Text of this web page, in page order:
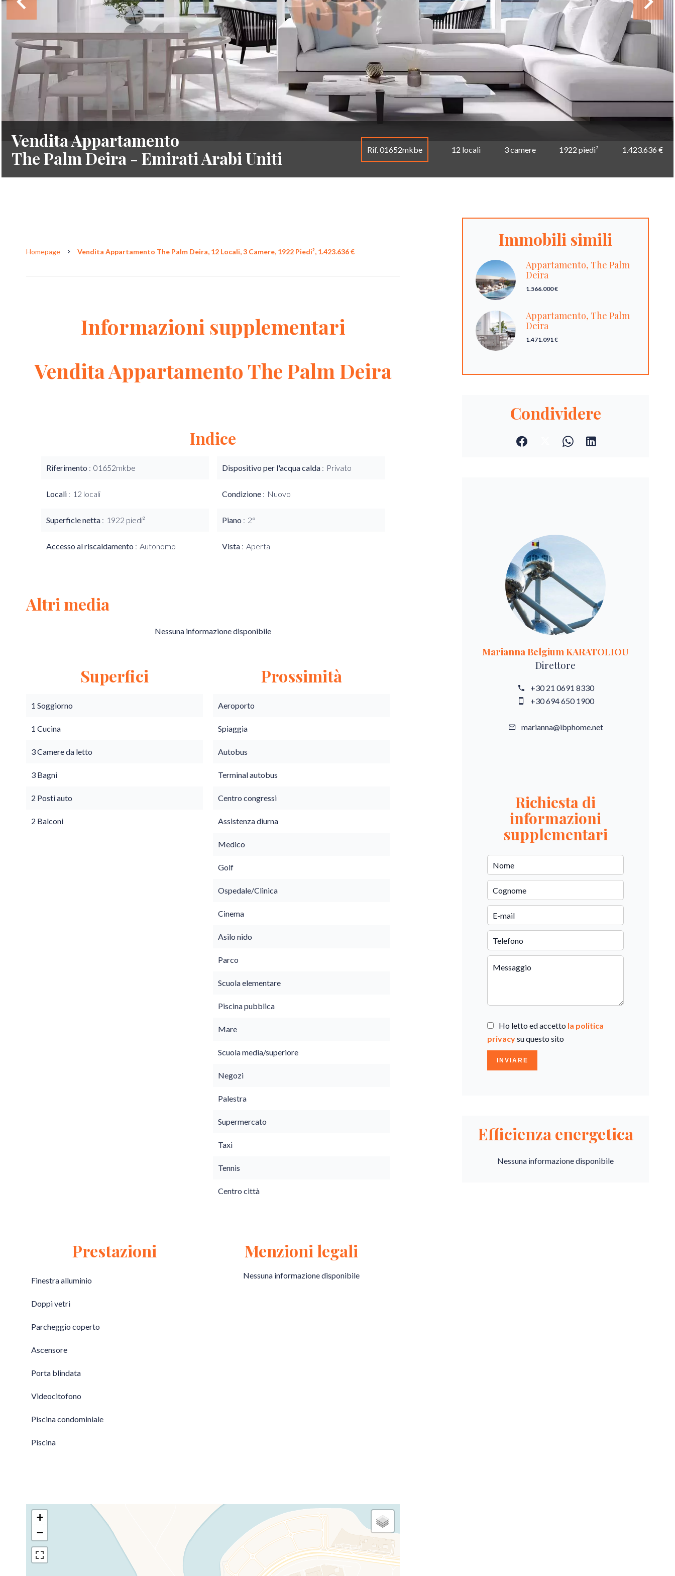
Vendita Appartamento
The Palm Deira - Emirati Arabi Uniti
Rif. 01652mkbe 12 locali 3 camere 1922 piedi² 1.423.636 €
Homepage Vendita Appartamento The Palm Deira, 12 Locali, 3 Camere, 1922 Piedi², 1.423.636 €
Informazioni supplementari
Vendita Appartamento The Palm Deira
Indice
Riferimento 01652mkbe
Locali 12 locali
Superficie netta 1922 piedi²
Accesso al riscaldamento Autonomo
Dispositivo per l'acqua calda Privato
Condizione Nuovo
Piano 2°
Vista Aperta
Altri media
Nessuna informazione disponibile
Superfici
1 Soggiorno
1 Cucina
3 Camere da letto
3 Bagni
2 Posti auto
2 Balconi
Prossimità
Aeroporto
Spiaggia
Autobus
Terminal autobus
Centro congressi
Assistenza diurna
Medico
Golf
Ospedale/Clinica
Cinema
Asilo nido
Parco
Scuola elementare
Piscina pubblica
Mare
Scuola media/superiore
Negozi
Palestra
Supermercato
Taxi
Tennis
Centro città
Prestazioni
Finestra alluminio
Doppi vetri
Parcheggio coperto
Ascensore
Porta blindata
Videocitofono
Piscina condominiale
Piscina
Menzioni legali
Nessuna informazione disponibile
+
−
Immobili simili
Appartamento, The Palm
Deira
1.566.000 €
Appartamento, The Palm
Deira
1.471.091 €
Condividere
Marianna Belgium KARATOLIOU
Direttore
+30 21 0691 8330
+30 694 650 1900
marianna@ibphome.net
Richiesta di
informazioni
supplementari
Ho letto ed accetto la politica
privacysu questo sito
INVIARE
Efficienza energetica
Nessuna informazione disponibile